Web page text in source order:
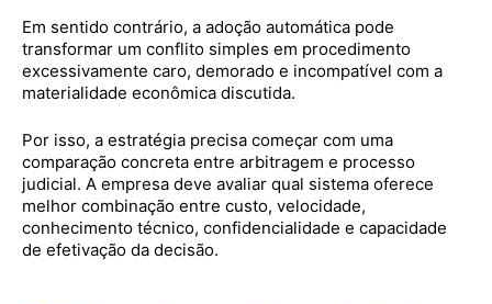
Em sentido contrário, a adoção automática pode
transformar um conflito simples em procedimento
excessivamente caro, demorado e incompatível com a
materialidade econômica discutida.
Por isso, a estratégia precisa começar com uma
comparação concreta entre arbitragem e processo
judicial. A empresa deve avaliar qual sistema oferece
melhor combinação entre custo, velocidade,
conhecimento técnico, confidencialidade e capacidade
de efetivação da decisão.